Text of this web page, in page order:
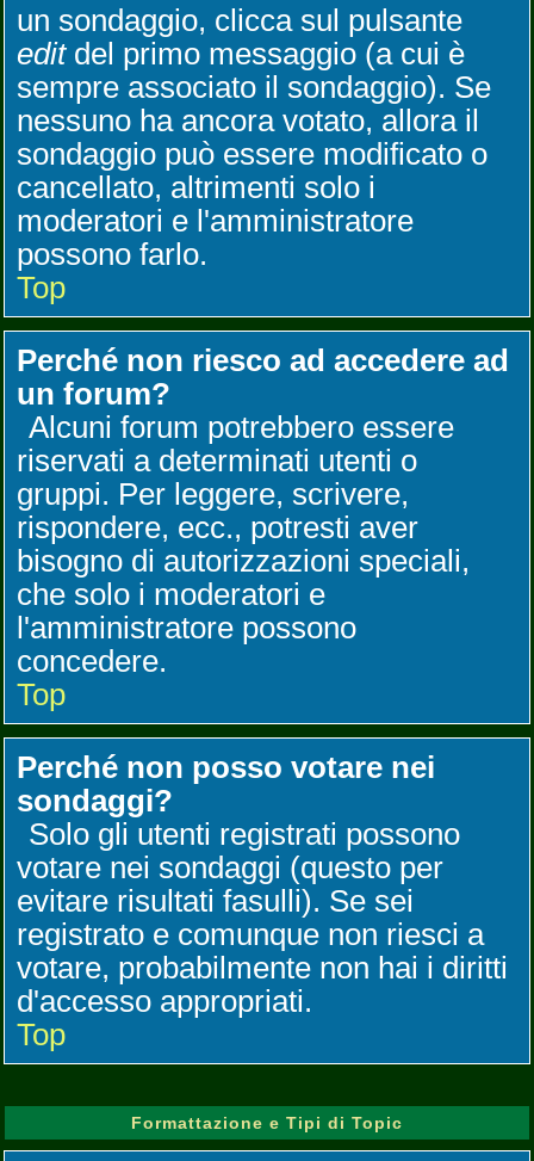
un sondaggio, clicca sul pulsante
editdel primo messaggio (a cui è
sempre associato il sondaggio). Se
nessuno ha ancora votato, allora il
sondaggio può essere modificato o
cancellato, altrimenti solo i
moderatori e l'amministratore
possono farlo.
Top
Perché non riesco ad accedere ad
un forum?
Alcuni forum potrebbero essere
riservati a determinati utenti o
gruppi. Per leggere, scrivere,
rispondere, ecc., potresti aver
bisogno di autorizzazioni speciali,
che solo i moderatori e
l'amministratore possono
concedere.
Top
Perché non posso votare nei
sondaggi?
Solo gli utenti registrati possono
votare nei sondaggi (questo per
evitare risultati fasulli). Se sei
registrato e comunque non riesci a
votare, probabilmente non hai i diritti
d'accesso appropriati.
Top
Formattazione e Tipi di Topic